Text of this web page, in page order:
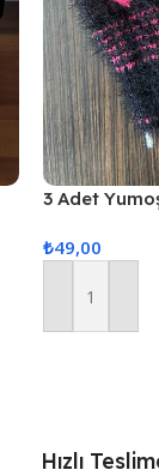
3 Adet
₺49,00
Sepete Ekle
Hızlı